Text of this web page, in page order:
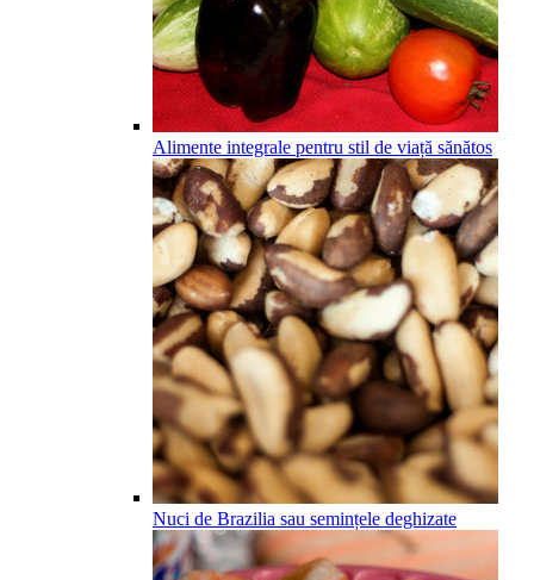
Alimente integrale pentru stil de viață sănătos
Nuci de Brazilia sau semințele deghizate